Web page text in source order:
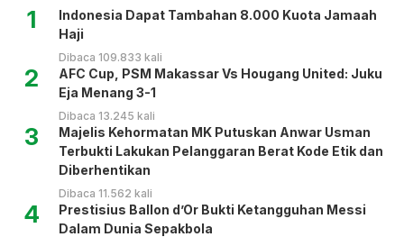
1
Indonesia Dapat Tambahan 8.000 Kuota Jamaah
Haji
Dibaca 109.833 kali
2
AFC Cup, PSM Makassar Vs Hougang United: Juku
Eja Menang 3-1
Dibaca 13.245 kali
3
Majelis Kehormatan MK Putuskan Anwar Usman
Terbukti Lakukan Pelanggaran Berat Kode Etik dan
Diberhentikan
Dibaca 11.562 kali
4
Prestisius Ballon d’Or Bukti Ketangguhan Messi
Dalam Dunia Sepakbola